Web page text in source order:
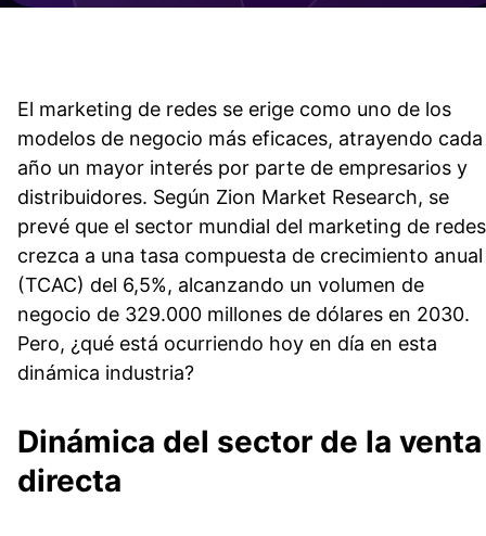
El marketing de redes se erige como uno de los
modelos de negocio más eficaces, atrayendo cada
año un mayor interés por parte de empresarios y
distribuidores. Según Zion Market Research, se
prevé que el sector mundial del marketing de redes
crezca a una tasa compuesta de crecimiento anual
(TCAC) del 6,5%, alcanzando un volumen de
negocio de 329.000 millones de dólares en 2030.
Pero, ¿qué está ocurriendo hoy en día en esta
dinámica industria?
Dinámica del sector de la venta
directa